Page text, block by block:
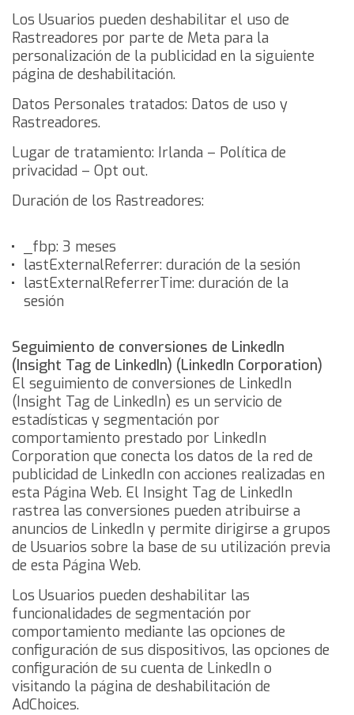
Los Usuarios pueden deshabilitar el uso de
Rastreadores por parte de Meta para la
personalización de la publicidad en la siguiente
página de deshabilitación.
Datos Personales tratados: Datos de uso y
Rastreadores.
Lugar de tratamiento: Irlanda – Política de
privacidad – Opt out.
Duración de los Rastreadores:
_fbp: 3 meses
lastExternalReferrer: duración de la sesión
lastExternalReferrerTime: duración de la
sesión
Seguimiento de conversiones de LinkedIn
(Insight Tag de LinkedIn) (LinkedIn Corporation)
El seguimiento de conversiones de LinkedIn
(Insight Tag de LinkedIn) es un servicio de
estadísticas y segmentación por
comportamiento prestado por LinkedIn
Corporation que conecta los datos de la red de
publicidad de LinkedIn con acciones realizadas en
esta Página Web. El Insight Tag de LinkedIn
rastrea las conversiones pueden atribuirse a
anuncios de LinkedIn y permite dirigirse a grupos
de Usuarios sobre la base de su utilización previa
de esta Página Web.
Los Usuarios pueden deshabilitar las
funcionalidades de segmentación por
comportamiento mediante las opciones de
configuración de sus dispositivos, las opciones de
configuración de su cuenta de LinkedIn o
visitando la página de deshabilitación de
AdChoices.